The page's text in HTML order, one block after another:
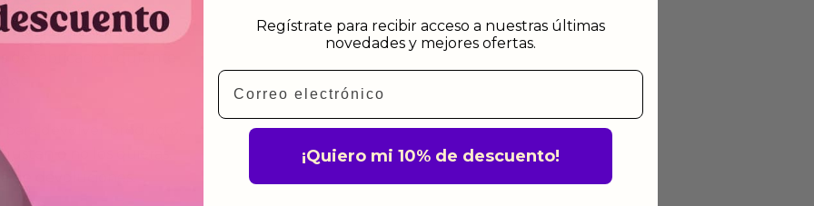
fabricación te lo
de garantía significa que
de fabricación durante
para devolver productos
o no los quieras.
de devoluciones.
Regístrate para recibir acceso a nuestras últimas
novedades y mejores ofertas.
Email
¡Quiero mi 10% de descuento!